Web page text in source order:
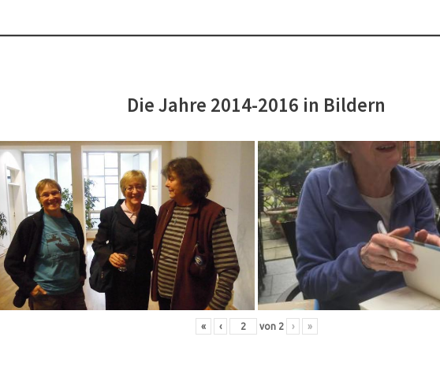
Die Jahre 2014-2016 in Bildern
« ‹ von 2 › »